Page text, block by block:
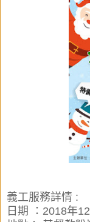
義工服務詳情 :
日期 ：2018年